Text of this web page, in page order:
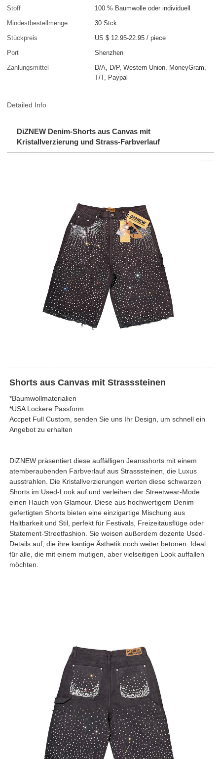
Stoff
100 % Baumwolle oder individuell
Mindestbestellmenge
30 Stck.
Stückpreis
US $ 12.95-22.95 /piece
Port
Shenzhen
Zahlungsmittel
D/A, D/P, Western Union, MoneyGram,
T/T, Paypal
Detailed Info
DiZNEW Denim-Shorts aus Canvas mit
Kristallverzierung und Strass-Farbverlauf
Shorts aus Canvas mit Strasssteinen
*Baumwollmaterialien
*USA Lockere Passform
Accpet Full Custom, senden Sie uns Ihr Design, um schnell ein
Angebot zu erhalten
DiZNEW präsentiert diese auffälligen Jeansshorts mit einem
atemberaubenden Farbverlauf aus Strasssteinen, die Luxus
ausstrahlen. Die Kristallverzierungen werten diese schwarzen
Shorts im Used-Look auf und verleihen der Streetwear-Mode
einen Hauch von Glamour. Diese aus hochwertigem Denim
gefertigten Shorts bieten eine einzigartige Mischung aus
Haltbarkeit und Stil, perfekt für Festivals, Freizeitausflüge oder
Statement-Streetfashion. Sie weisen außerdem dezente Used-
Details auf, die ihre kantige Ästhetik noch weiter betonen. Ideal
für alle, die mit einem mutigen, aber vielseitigen Look auffallen
möchten.